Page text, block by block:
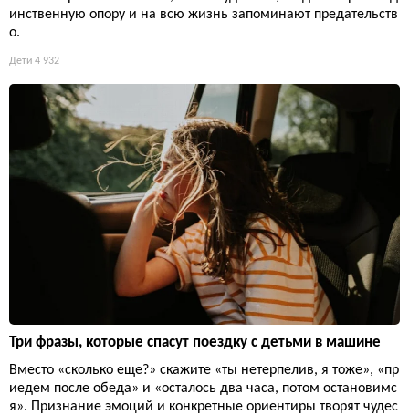
инственную опору и на всю жизнь запоминают предательств
о.
Дети 4 932
Три фразы, которые спасут поездку с детьми в машине
Вместо «сколько еще?» скажите «ты нетерпелив, я тоже», «пр
иедем после обеда» и «осталось два часа, потом остановимс
я». Признание эмоций и конкретные ориентиры творят чудес